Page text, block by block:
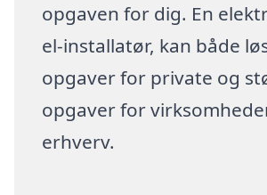
opgaven for dig. En
el-installatør, kan både
opgaver for private og
opgaver for
erhverv.